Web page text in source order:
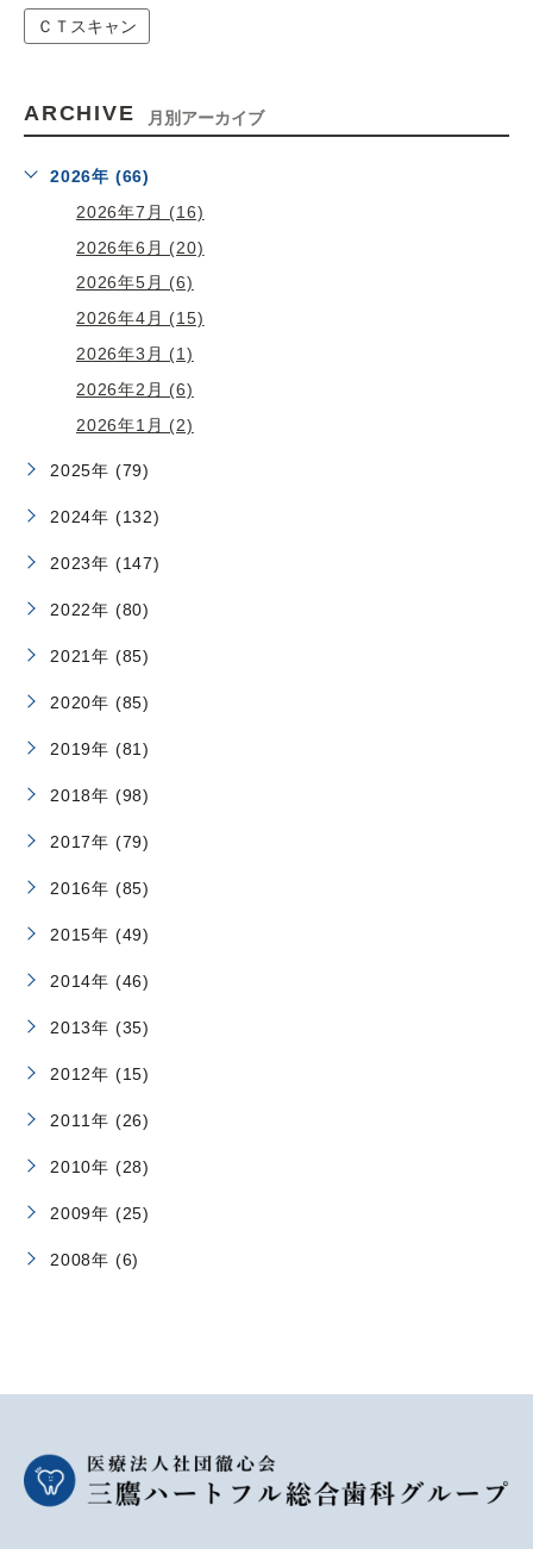
ＣＴスキャン
ARCHIVE 月別アーカイブ
2026年 (66)
2026年7月 (16)
2026年6月 (20)
2026年5月 (6)
2026年4月 (15)
2026年3月 (1)
2026年2月 (6)
2026年1月 (2)
2025年 (79)
2024年 (132)
2023年 (147)
2022年 (80)
2021年 (85)
2020年 (85)
2019年 (81)
2018年 (98)
2017年 (79)
2016年 (85)
2015年 (49)
2014年 (46)
2013年 (35)
2012年 (15)
2011年 (26)
2010年 (28)
2009年 (25)
2008年 (6)